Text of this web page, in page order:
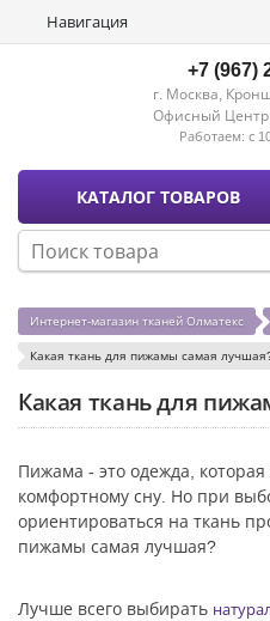
Навигация
+7 (967)
г. Москва,
Офисный Центр
Работаем: с
КАТАЛОГ ТОВАРОВ
Интернет-магазин тканей Олматекс
Какая ткань для пижамы самая
Какая ткань для
Пижама - это одежда,
комфортному сну. Но при
ориентироваться на ткань
пижамы самая лучшая?
Лучше всего выбирать